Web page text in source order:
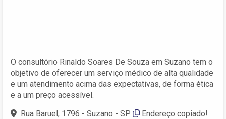
O consultório Rinaldo Soares De Souza em Suzano tem o
objetivo de oferecer um serviço médico de alta qualidade
e um atendimento acima das expectativas, de forma ética
e a um preço acessível.
Rua Baruel, 1796 - Suzano - SP
Endereço copiado!